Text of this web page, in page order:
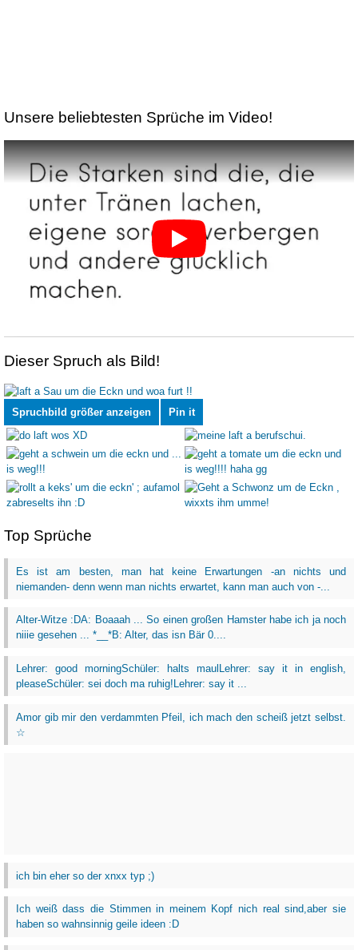
Unsere beliebtesten Sprüche im Video!
Dieser Spruch als Bild!
Spruchbild größer anzeigen Pin it
Top Sprüche
Es ist am besten, man hat keine Erwartungen -an nichts und
niemanden- denn wenn man nichts erwartet, kann man auch von -...
Alter-Witze :DA: Boaaah ... So einen großen Hamster habe ich ja noch
niiie gesehen ... *__*B: Alter, das isn Bär 0....
Lehrer: good morningSchüler: halts maulLehrer: say it in english,
pleaseSchüler: sei doch ma ruhig!Lehrer: say it ...
Amor gib mir den verdammten Pfeil, ich mach den scheiß jetzt selbst.
☆
ich bin eher so der xnxx typ ;)
Ich weiß dass die Stimmen in meinem Kopf nich real sind,aber sie
haben so wahnsinnig geile ideen :D